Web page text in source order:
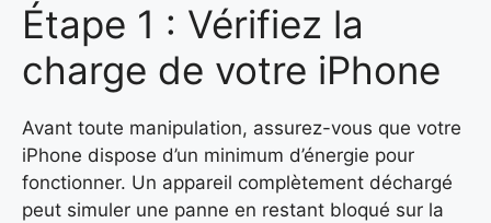
Étape 1 : Vérifiez la
charge de votre iPhone
Avant toute manipulation, assurez-vous que votre
iPhone dispose d’un minimum d’énergie pour
fonctionner. Un appareil complètement déchargé
peut simuler une panne en restant bloqué sur la